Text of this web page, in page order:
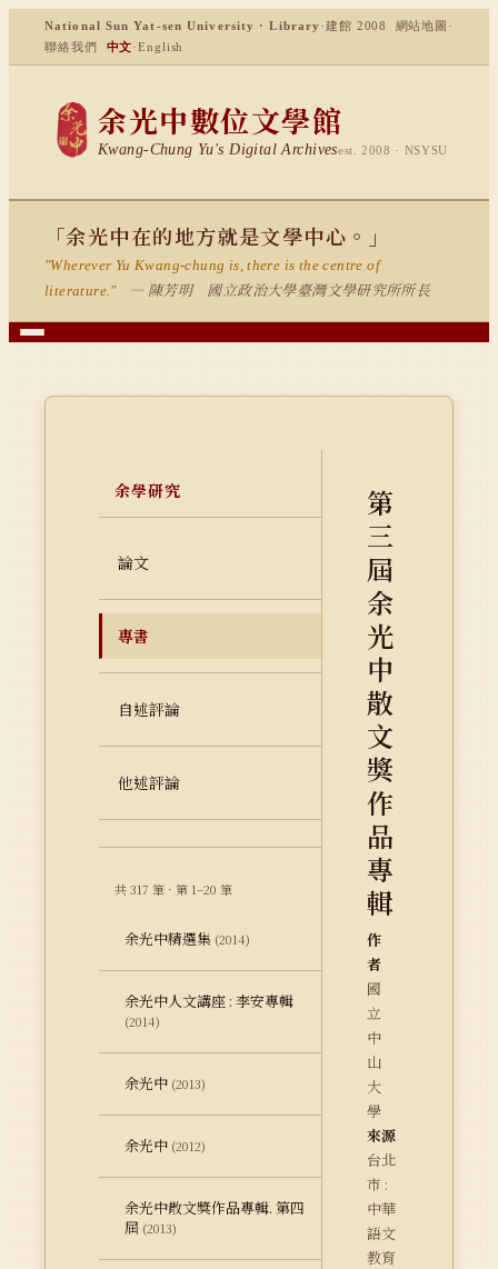
National Sun Yat-sen University · Library ·建館 2008 網站地圖 ·
聯絡我們
中文·English
余光中數位文學館
Kwang-Chung Yu's Digital Archivesest. 2008 · NSYSU
「余光中在的地方就是文學中心。」
"Wherever Yu Kwang-chung is, there is the centre of
literature."
— 陳芳明 國立政治大學臺灣文學研究所所長
余學研究
論文
專書
自述評論
他述評論
共 317 筆 · 第 1–20 筆
余光中精選集 (2014)
余光中人文講座 : 李安專輯
(2014)
余光中 (2013)
余光中 (2012)
余光中散文獎作品專輯. 第四
屆 (2013)
第
三
屆
余
光
中
散
文
獎
作
品
專
輯
作
者
國
立
中
山
大
學
來源
台北
市 :
中華
語文
教育